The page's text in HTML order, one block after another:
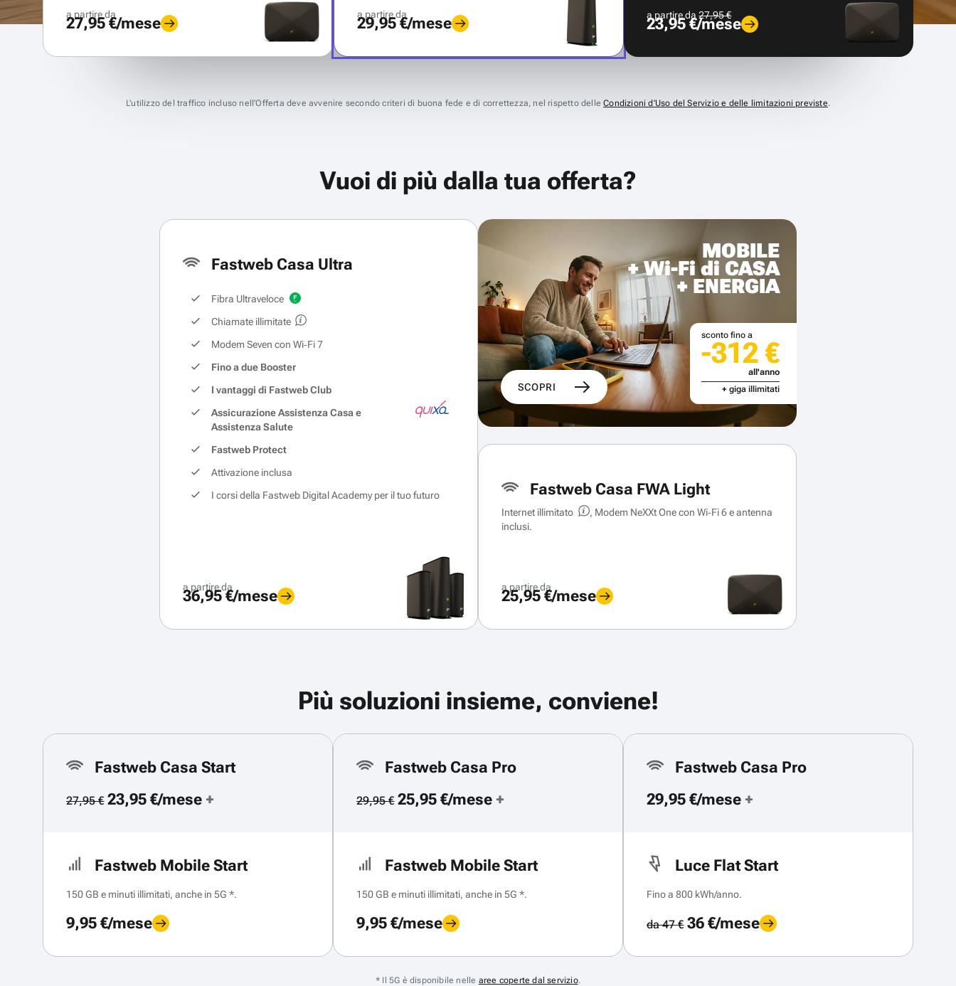
a partire da
27,95 €/mese a partire da
29,95 €/mese a partire da27,95 €
23,95 €/mese
L’utilizzo del traffico incluso nell’Offerta deve avvenire secondo criteri di buona fede e di correttezza, nel rispetto delleCondizioni d’Uso del Servizio e delle limitazioni previste.
Vuoi di più dalla tua offerta?
Fastweb Casa Ultra
Fibra Ultraveloce
Chiamate illimitate
Modem Seven con Wi‑Fi 7
Fino a due Booster
I vantaggi di Fastweb Club
Assicurazione Assistenza Casa e
Assistenza Salute
Fastweb Protect
Attivazione inclusa
I corsi della Fastweb Digital Academy per il tuo futuro
a partire da
36,95 €/mese
MOBILE
+ Wi-Fi di CASA
+ ENERGIA
SCOPRI
sconto fino a
-312 €
all'anno
+ giga illimitati
Fastweb Casa FWA Light
Internet illimitato
, Modem NeXXt One con Wi‑Fi 6 e antenna
inclusi.
a partire da
25,95 €/mese
Più soluzioni insieme, conviene!
Fastweb Casa Start
27,95 €23,95 €/mese +
Fastweb Mobile Start
150 GB e minuti illimitati, anche in 5G *.
9,95 €/mese
Fastweb Casa Pro
29,95 €25,95 €/mese +
Fastweb Mobile Start
150 GB e minuti illimitati, anche in 5G *.
9,95 €/mese
Fastweb Casa Pro
29,95 €/mese +
Luce Flat Start
Fino a 800 kWh/anno.
da 47 €36 €/mese
* Il 5G è disponibile nelle aree coperte dal servizio.